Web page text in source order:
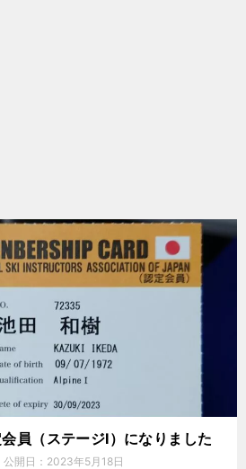
員（ステージⅠ）になりました
公開日： 2023年5月18日